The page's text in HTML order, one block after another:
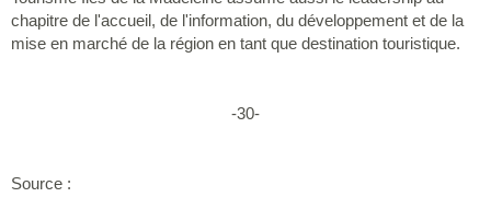
chapitre de l'accueil, de l'information, du développement et de la
mise en marché de la région en tant que destination touristique.
-30-
Source :